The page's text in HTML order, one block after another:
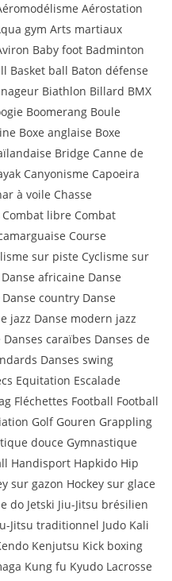
Aérostation
gym Arts martiaux
Baby foot Badminton
Basket ball Baton défense
Biathlon Billard BMX
Boomerang Boule
Boxe anglaise Boxe
Bridge Canne de
Canyonisme Capoeira
à voile Chasse
libre Combat
Course
sur piste Cyclisme sur
africaine Danse
country Danse
jazz Danse modern jazz
caraïbes Danses de
Danses swing
Equitation Escalade
Fléchettes Football Football
Golf Gouren Grappling
douce Gymnastique
Handisport Hapkido Hip
sur gazon Hockey sur glace
do Jetski Jiu-Jitsu brésilien
Jitsu traditionnel Judo Kali
Kenjutsu Kick boxing
Kung fu Kyudo Lacrosse